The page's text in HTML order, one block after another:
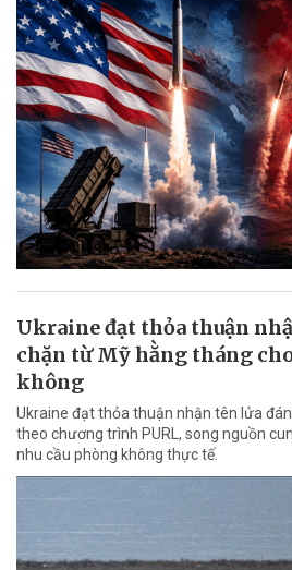
Ukraine đạt thỏa thuận
chặn từ Mỹ hằng tháng
không
Ukraine đạt thỏa thuận nhận tên lửa
theo chương trình PURL, song nguồn
nhu cầu phòng không thực tế.